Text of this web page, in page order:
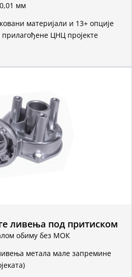
мм
материјали и 13+ опције
ЦНЦ пројекте
ливења под притиском
обиму без МОК
метала мале запремине